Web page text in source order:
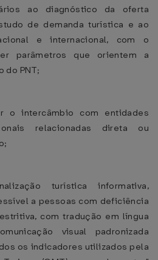
ao diagnóstico da oferta
de demanda turística e ao
e internacional, com o
parâmetros que orientem a
do PNT;
o intercâmbio com entidades
relacionadas direta ou
turística informativa,
a pessoas com deficiência
com tradução em língua
visual padronizada
os indicadores utilizados pela